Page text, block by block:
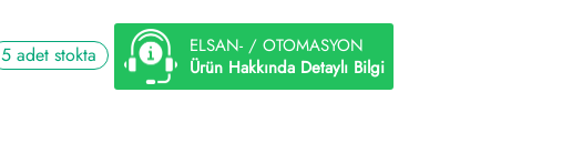
5 adet stokta
ELSAN- / OTOMASYON
Ürün Hakkında Detaylı Bilgi